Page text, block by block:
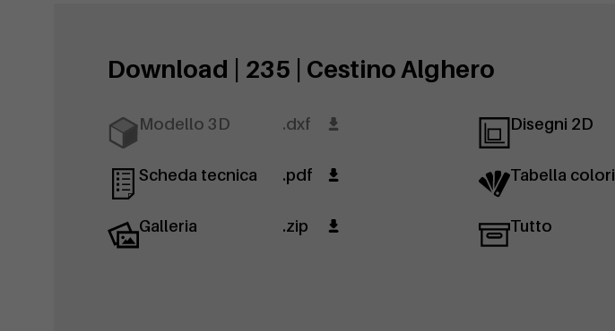
Download | 235 | Cestino Alghero
Modello 3D .dxf Disegni 2D
Scheda tecnica .pdf Tabella colori
Galleria .zip Tutto